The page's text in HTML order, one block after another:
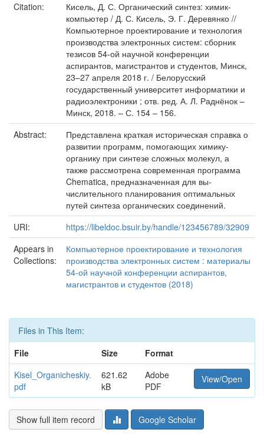
Citation:
Кисель, Д. С. Органический синтез: химик-
компьютер / Д. С. Кисель, Э. Г. Деревянко //
Компьютерное проектирование и технология
производства электронных систем: сборник
тезисов 54-ой научной конференции
аспирантов, магистрантов и студентов, Минск,
23–27 апреля 2018 г. / Белорусский
государственный университет информатики и
радиоэлектроники ; отв. ред. А. Л. Раднёнок –
Минск, 2018. – С. 154 – 156.
Abstract:
Представлена краткая историческая справка о
развитии программ, помогающих химику-
органику при синтезе сложных молекул, а
также рассмотрена современная программа
Chematica, предназначенная для вы-
числительного планирования оптимальных
путей синтеза органических соединений.
URI:
https://libeldoc.bsuir.by/handle/123456789/32909
Appears in
Collections:
Компьютерное проектирование и технология
производства электронных систем : материалы
54-ой научной конференции аспирантов,
магистрантов и студентов (2018)
Files in This Item:
File
Size
Format
Kisel_Organicheskiy.
pdf
621.62
kB
Adobe
PDF
View/Open
Show full item record Google Scholar